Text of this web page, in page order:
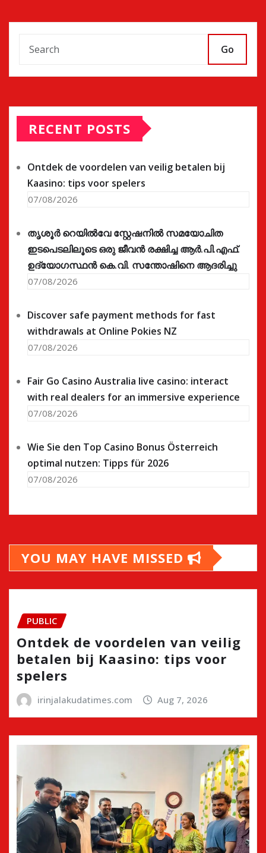
Go
RECENT POSTS
Ontdek de voordelen van veilig betalen bij
Kaasino: tips voor spelers
07/08/2026
തൃശൂർ റെയിൽവേ സ്റ്റേഷനിൽ സമയോചിത
ഇടപെടലിലൂടെ ഒരു ജീവൻ രക്ഷിച്ച ആർ.പി.എഫ്.
ഉദ്യോഗസ്ഥൻ കെ.വി. സന്തോഷിനെ ആദരിച്ചു
07/08/2026
Discover safe payment methods for fast
withdrawals at Online Pokies NZ
07/08/2026
Fair Go Casino Australia live casino: interact
with real dealers for an immersive experience
07/08/2026
Wie Sie den Top Casino Bonus Österreich
optimal nutzen: Tipps für 2026
07/08/2026
YOU MAY HAVE MISSED
PUBLIC
Ontdek de voordelen van veilig
betalen bij Kaasino: tips voor
spelers
irinjalakudatimes.com Aug 7, 2026